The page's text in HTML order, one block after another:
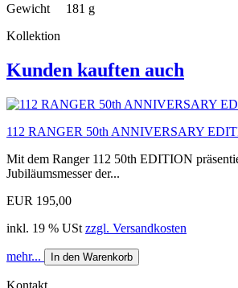
Gewicht 181 g
Kollektion
Kunden kauften auch
112 RANGER 50th ANNIVERSARY
Mit dem Ranger 112 50th EDITION
Jubiläumsmesser der...
EUR 195,00
inkl. 19 % USt zzgl. Versandkosten
mehr... In den Warenkorb
Kontakt